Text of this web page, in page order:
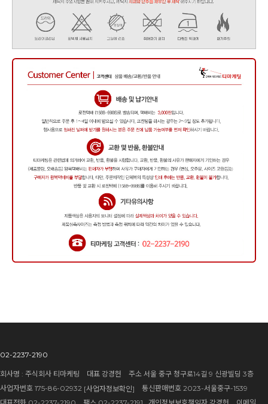
02-2237-2190
회사명 : 주식회사 티마케팅 대표 강경헌 주소 서울 중구 청구로14길 9 신광빌딩 3층
사업자번호 175-86-02932 [사업자정보확인] 통신판매번호 2023-서울중구-1539